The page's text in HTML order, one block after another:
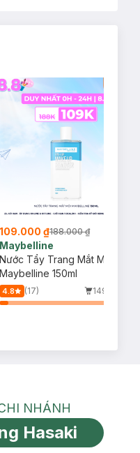
109.000 ₫188.000 ₫
Maybelline
Nước Tẩy Trang Mắt Môi
Maybelline 150ml
4.8 (17)
149/tháng
Tìm chi nhánh
NHÁNH
Hasaki